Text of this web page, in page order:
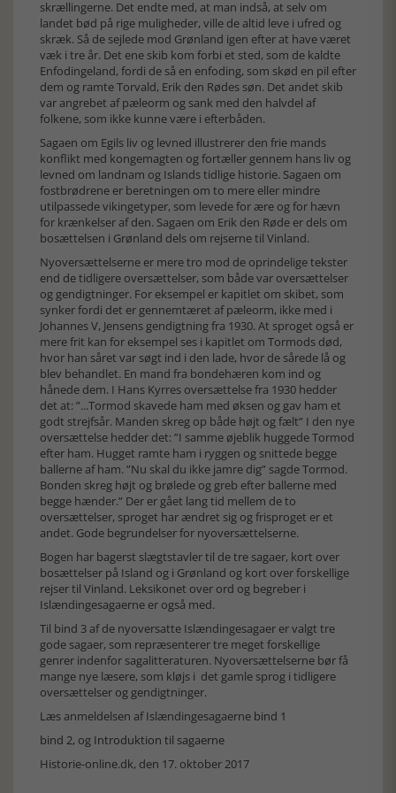
skrællingerne. Det endte med, at man indså, at selv om
landet bød på rige muligheder, ville de altid leve i ufred og
skræk. Så de sejlede mod Grønland igen efter at have været
væk i tre år. Det ene skib kom forbi et sted, som de kaldte
Enfodingeland, fordi de så en enfoding, som skød en pil efter
dem og ramte Torvald, Erik den Rødes søn. Det andet skib
var angrebet af pæleorm og sank med den halvdel af
folkene, som ikke kunne være i efterbåden.
Sagaen om Egils liv og levned illustrerer den frie mands
konflikt med kongemagten og fortæller gennem hans liv og
levned om landnam og Islands tidlige historie. Sagaen om
fostbrødrene er beretningen om to mere eller mindre
utilpassede vikingetyper, som levede for ære og for hævn
for krænkelser af den. Sagaen om Erik den Røde er dels om
bosættelsen i Grønland dels om rejserne til Vinland.
Nyoversættelserne er mere tro mod de oprindelige tekster
end de tidligere oversættelser, som både var oversættelser
og gendigtninger. For eksempel er kapitlet om skibet, som
synker fordi det er gennemtæret af pæleorm, ikke med i
Johannes V, Jensens gendigtning fra 1930. At sproget også er
mere frit kan for eksempel ses i kapitlet om Tormods død,
hvor han såret var søgt ind i den lade, hvor de sårede lå og
blev behandlet. En mand fra bondehæren kom ind og
hånede dem. I Hans Kyrres oversættelse fra 1930 hedder
det at: ”...Tormod skavede ham med øksen og gav ham et
godt strejfsår. Manden skreg op både højt og fælt” I den nye
oversættelse hedder det: ”I samme øjeblik huggede Tormod
efter ham. Hugget ramte ham i ryggen og snittede begge
ballerne af ham. ”Nu skal du ikke jamre dig” sagde Tormod.
Bonden skreg højt og brølede og greb efter ballerne med
begge hænder.” Der er gået lang tid mellem de to
oversættelser, sproget har ændret sig og frisproget er et
andet. Gode begrundelser for nyoversættelserne.
Bogen har bagerst slægtstavler til de tre sagaer, kort over
bosættelser på Island og i Grønland og kort over forskellige
rejser til Vinland. Leksikonet over ord og begreber i
Islændingesagaerne er også med.
Til bind 3 af de nyoversatte Islændingesagaer er valgt tre
gode sagaer, som repræsenterer tre meget forskellige
genrer indenfor sagalitteraturen. Nyoversættelserne bør få
mange nye læsere, som kløjs i det gamle sprog i tidligere
oversættelser og gendigtninger.
Læs anmeldelsen af Islændingesagaerne bind 1
bind 2, og Introduktion til sagaerne
Historie-online.dk, den 17. oktober 2017